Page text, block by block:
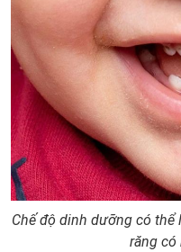
Chế độ dinh dưỡng có thể
răng có